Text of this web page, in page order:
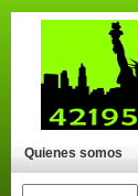
Quienes somos